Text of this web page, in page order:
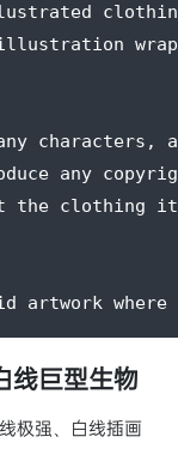
any
any
the clothing
artwork
线巨型生物
极强、白线插画